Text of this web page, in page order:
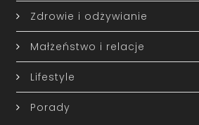
Zdrowie i odżywianie
Małżeństwo i relacje
Lifestyle
Porady